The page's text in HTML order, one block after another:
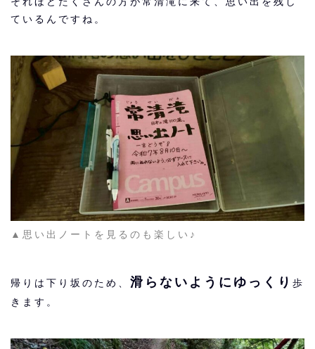
ているんですね。
▲思い出ノートを見るのも楽しい♪
帰りは下り坂のため、 滑らないようにゆっくり 歩
きます。